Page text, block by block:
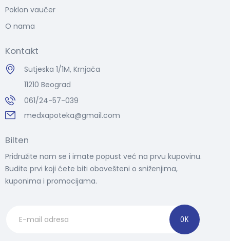
Poklon vaučer
O nama
Kontakt
Sutjeska 1/1M, Krnjača
11210 Beograd
061/24-57-039
medxapoteka@gmail.com
Bilten
Pridružite nam se i imate popust već na prvu kupovinu.
Budite prvi koji ćete biti obavešteni o sniženjima,
kuponima i promocijama.